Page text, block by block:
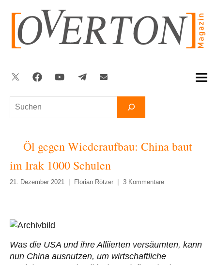
springen
Suchen
Twitter FacebookYouTubeTelegram
Öl gegen Wiederaufbau: China baut
im Irak 1000 Schulen
21. Dezember 2021 Florian Rötzer 3 Kommentare
Was die USA und ihre Alliierten versäumten, kann
nun China ausnutzen, um wirtschaftliche